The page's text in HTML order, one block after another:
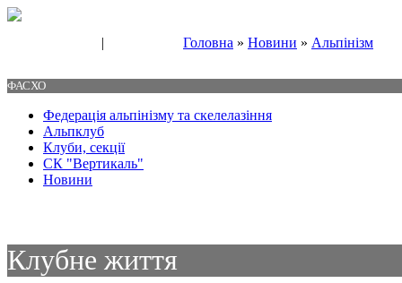
| Головна » Новини » Альпінізм
ФАСХО
Федерація альпінізму та скелелазіння
Альпклуб
Клуби, секції
СК "Вертикаль"
Новини
Клубне життя